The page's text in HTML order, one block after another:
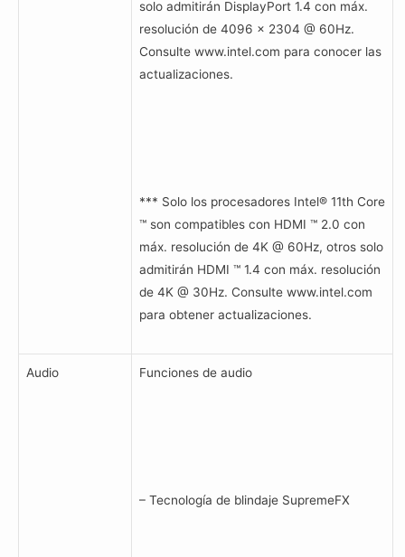
solo admitirán DisplayPort 1.4 con máx.
resolución de 4096 x 2304 @ 60Hz.
Consulte www.intel.com para conocer las
actualizaciones.
*** Solo los procesadores Intel® 11th Core
™ son compatibles con HDMI ™ 2.0 con
máx. resolución de 4K @ 60Hz, otros solo
admitirán HDMI ™ 1.4 con máx. resolución
de 4K @ 30Hz. Consulte www.intel.com
para obtener actualizaciones.
Audio Funciones de audio
– Tecnología de blindaje SupremeFX